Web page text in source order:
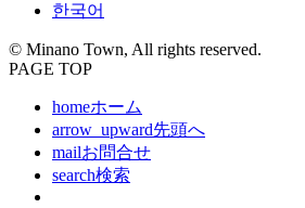
한국어
© Minano Town, All rights reserved.
PAGE TOP
homeホーム
arrow_upward先頭へ
mailお問合せ
search検索